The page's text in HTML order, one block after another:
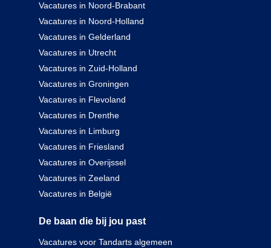
Vacatures in Noord-Brabant
Vacatures in Noord-Holland
Vacatures in Gelderland
Vacatures in Utrecht
Vacatures in Zuid-Holland
Vacatures in Groningen
Vacatures in Flevoland
Vacatures in Drenthe
Vacatures in Limburg
Vacatures in Friesland
Vacatures in Overijssel
Vacatures in Zeeland
Vacatures in België
De baan die bij jou past
Vacatures voor Tandarts algemeen